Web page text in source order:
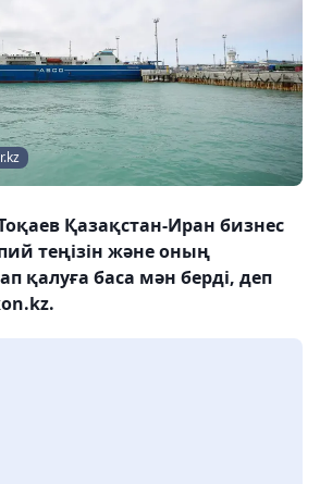
Қазақстан-Иран бизнес
теңізін және оның
қалуға баса мән берді, деп